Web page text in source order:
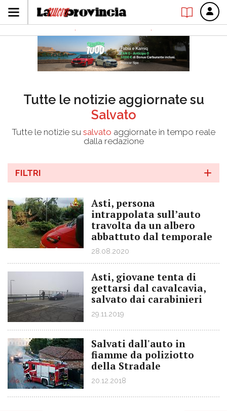
Tutte le notizie aggiornate su
Salvato
Tutte le notizie su salvato aggiornate in tempo reale
dalla redazione
FILTRI
Asti, persona
intrappolata sull’auto
travolta da un albero
abbattuto dal temporale
28.08.2020
Asti, giovane tenta di
gettarsi dal cavalcavia,
salvato dai carabinieri
29.11.2019
Salvati dall'auto in
fiamme da poliziotto
della Stradale
20.12.2018